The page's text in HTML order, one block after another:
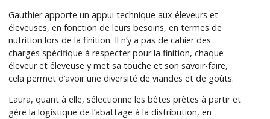
Gauthier apporte un appui technique aux éleveurs et
éleveuses, en fonction de leurs besoins, en termes de
nutrition lors de la finition. Il n’y a pas de cahier des
charges spécifique à respecter pour la finition, chaque
éleveur et éleveuse y met sa touche et son savoir-faire,
cela permet d’avoir une diversité de viandes et de goûts.
Laura, quant à elle, sélectionne les bêtes prêtes à partir et
gère la logistique de l’abattage à la distribution, en